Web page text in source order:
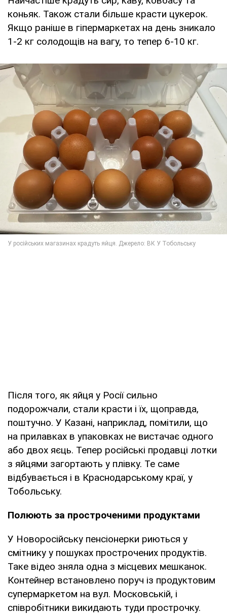
коньяк. Також стали більше красти цукерок.
Якщо раніше в гіпермаркетах на день зникало
1-2 кг солодощів на вагу, то тепер 6-10 кг.
Після того, як яйця у Росії сильно
подорожчали, стали красти і їх, щоправда,
поштучно. У Казані, наприклад, помітили, що
на прилавках в упаковках не вистачає одного
або двох яєць. Тепер російські продавці лотки
з яйцями загортають у плівку. Те саме
відбувається і в Краснодарському краї, у
Тобольську.
Полюють за простроченими продуктами
У Новоросійську пенсіонерки риються у
смітнику у пошуках прострочених продуктів.
Таке відео зняла одна з місцевих мешканок.
Контейнер встановлено поруч із продуктовим
супермаркетом на вул. Московській, і
співробітники викидають туди прострочку.